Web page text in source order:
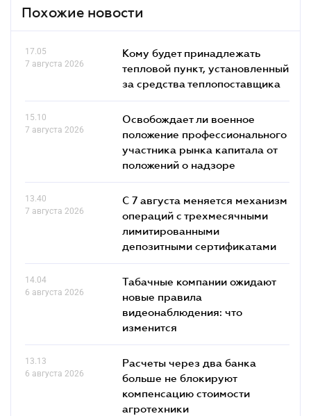
Похожие новости
17.05
7 августа 2026
Кому будет принадлежать
тепловой пункт, установленный
за средства теплопоставщика
15.10
7 августа 2026
Освобождает ли военное
положение профессионального
участника рынка капитала от
положений о надзоре
13.40
7 августа 2026
С 7 августа меняется механизм
операций с трехмесячными
лимитированными
депозитными сертификатами
14.04
6 августа 2026
Табачные компании ожидают
новые правила
видеонаблюдения: что
изменится
13.13
6 августа 2026
Расчеты через два банка
больше не блокируют
компенсацию стоимости
агротехники